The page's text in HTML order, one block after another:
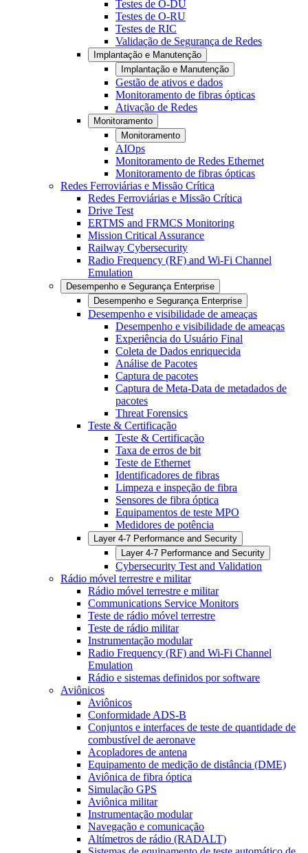
Testes de O-DU
Testes de O-RU
Testes de RIC
Validação de Segurança de Redes
Implantação e Manutenção
Implantação e Manutenção
Gestão de ativos e dados
Monitoramento de fibras ópticas
Ativação de Redes
Monitoramento
Monitoramento
AIOps
Monitoramento de Redes Ethernet
Monitoramento de fibras ópticas
Redes Ferroviárias e Missão Crítica
Redes Ferroviárias e Missão Crítica
Drive Test
ERTMS and FRMCS Monitoring
Mission Critical Assurance
Railway Cybersecurity
Radio Frequency (RF) and Wi-Fi Channel
Emulation
Desempenho e Segurança Enterprise
Desempenho e Segurança Enterprise
Desempenho e visibilidade de ameaças
Desempenho e visibilidade de ameaças
Experiência do Usuário Final
Coleta de Dados enriquecida
Análise de Pacotes
Captura de pacotes
Captura de Meta-Data de metadados de
pacotes
Threat Forensics
Teste & Certificação
Teste & Certificação
Taxa de erros de bit
Teste de Ethernet
Identificadores de fibras
Limpeza e inspeção de fibra
Sensores de fibra óptica
Equipamentos de teste MPO
Medidores de potência
Layer 4-7 Performance and Security
Layer 4-7 Performance and Security
Cybersecurity Test and Validation
Rádio móvel terrestre e militar
Rádio móvel terrestre e militar
Communications Service Monitors
Teste de rádio móvel terrestre
Teste de rádio militar
Instrumentação modular
Radio Frequency (RF) and Wi-Fi Channel
Emulation
Rádio e sistemas definidos por software
Aviônicos
Aviônicos
Conformidade ADS-B
Conjuntos e interfaces de teste de quantidade de
combustível de aeronave
Acopladores de antena
Equipamento de medição de distância (DME)
Aviônica de fibra óptica
Simulação GPS
Aviônica militar
Instrumentação modular
Navegação e comunicação
Altímetros de rádio (RADALT)